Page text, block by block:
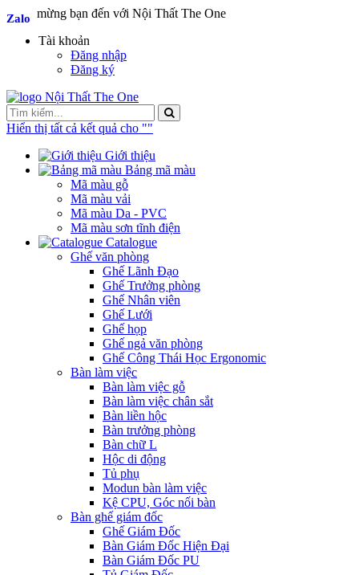
Chào mừng bạn đến với Nội Thất The One
Tài khoản
Đăng nhập
Đăng ký
Hiển thị tất cả kết quả cho ""
Giới thiệu
Bảng mã màu
Mã màu gỗ
Mã màu vải
Mã màu Da - PVC
Mã màu sơn tĩnh điện
Catalogue
Ghế văn phòng
Ghế Lãnh Đạo
Ghế Trưởng phòng
Ghế Nhân viên
Ghế Lưới
Ghế họp
Ghế ngả văn phòng
Ghế Công Thái Học Ergonomic
Bàn làm việc
Bàn làm việc gỗ
Bàn làm việc chân sắt
Bàn liền hộc
Bàn trưởng phòng
Bàn chữ L
Hộc di động
Tủ phụ
Modun bàn làm việc
Kệ CPU, Góc nối bàn
Bàn ghế giám đốc
Ghế Giám Đốc
Bàn Giám Đốc Hiện Đại
Bàn Giám Đốc PU
Zalo
Zalo